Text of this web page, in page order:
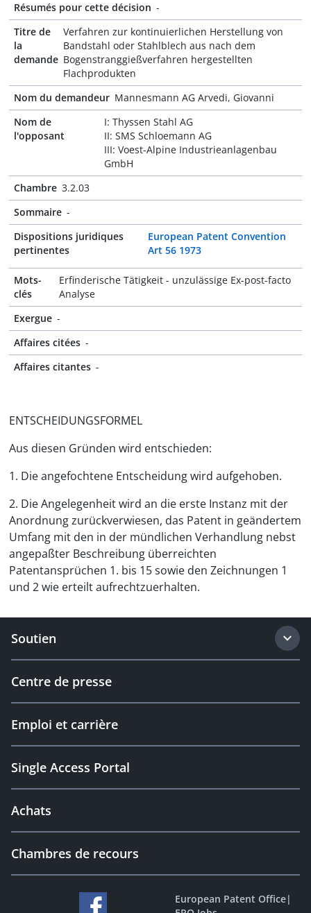
Résumés pour cette décision -
Titre de
la
demande
Verfahren zur kontinuierlichen Herstellung von
Bandstahl oder Stahlblech aus nach dem
Bogenstranggießverfahren hergestellten
Flachprodukten
Nom du demandeur Mannesmann AG Arvedi, Giovanni
Nom de
l'opposant
I: Thyssen Stahl AG
II: SMS Schloemann AG
III: Voest-Alpine Industrieanlagenbau
GmbH
Chambre 3.2.03
Sommaire -
Dispositions juridiques
pertinentes
European Patent Convention
Art 56 1973
Mots-
clés
Erfinderische Tätigkeit - unzulässige Ex-post-facto
Analyse
Exergue -
Affaires citées -
Affaires citantes -
ENTSCHEIDUNGSFORMEL
Aus diesen Gründen wird entschieden:
1. Die angefochtene Entscheidung wird aufgehoben.
2. Die Angelegenheit wird an die erste Instanz mit der
Anordnung zurückverwiesen, das Patent in geändertem
Umfang mit den in der mündlichen Verhandlung nebst
angepaßter Beschreibung überreichten
Patentansprüchen 1. bis 15 sowie den Zeichnungen 1
und 2 wie erteilt aufrechtzuerhalten.
Soutien
Centre de presse
Emploi et carrière
Single Access Portal
Achats
Chambres de recours
European Patent Office|